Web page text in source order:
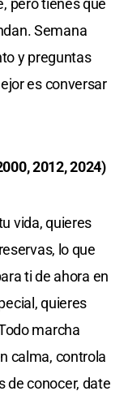
pero tienes que
Semana
y preguntas
es conversar
2012, 2024)
vida, quieres
lo que
ti de ahora en
quieres
marcha
calma, controla
de conocer, date